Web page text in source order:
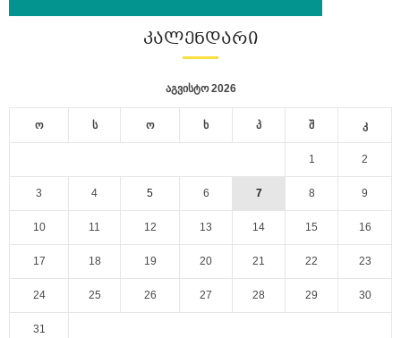
ᲙᲐᲚᲔᲜᲓᲐᲠᲘ
აგვისტო 2026
ო ს ო ხ პ შ კ
1 2
3 4 5 6 7 8 9
10 11 12 13 14 15 16
17 18 19 20 21 22 23
24 25 26 27 28 29 30
31